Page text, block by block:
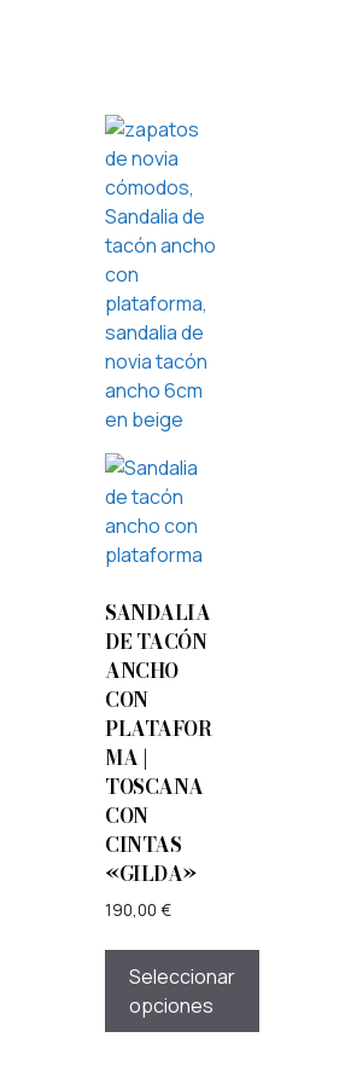
SANDALIA
DE TACÓN
ANCHO
CON
PLATAFOR
MA |
TOSCANA
CON
CINTAS
«GILDA»
190,00 €
Seleccionar
opciones